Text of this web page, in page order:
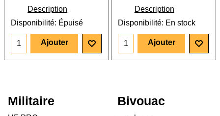
Description
Disponibilité: Épuisé
Ajouter
Description
Disponibilité: En stock
Ajouter
Militaire Bivouac